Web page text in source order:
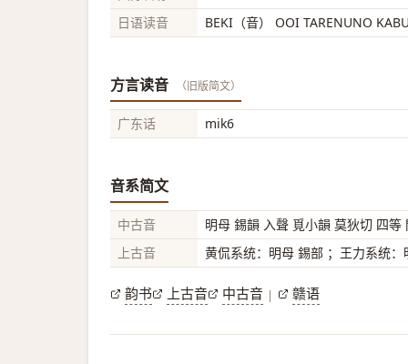
日语读音
BEKI（音） OOI TARENUNO
方言读音 （旧版简文）
广东话 mik6
音系简文
中古音
明母 錫韻 入聲 覓小韻 莫狄切 四等
上古音
黄侃系统：明母 錫部 ；王力系统：
韵书 上古音 中古音 | 赣语